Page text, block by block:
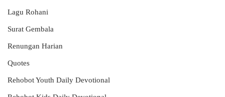
Lagu Rohani
Surat Gembala
Renungan Harian
Quotes
Rehobot Youth Daily Devotional